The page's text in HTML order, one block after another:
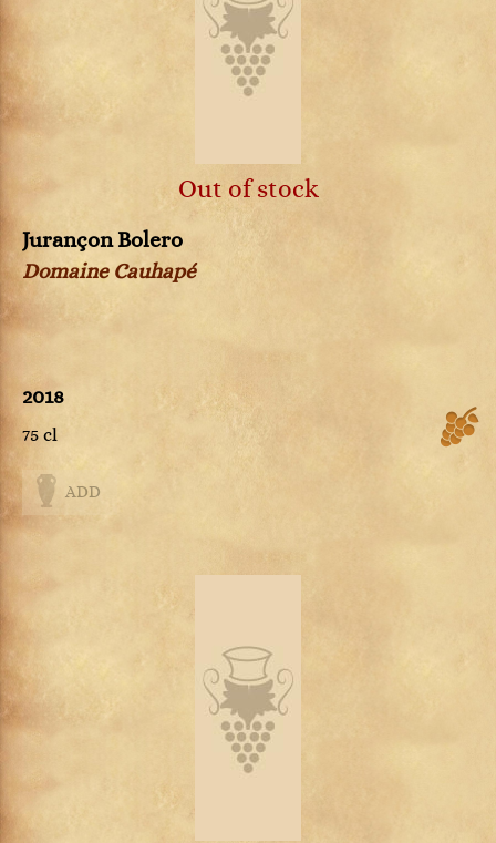
Out of stock
Jurançon Bolero
Domaine Cauhapé
2018
75 cl
ADD